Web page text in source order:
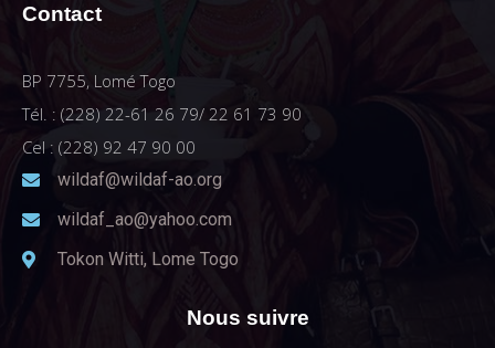
Contact
BP 7755, Lomé Togo
Tél. : (228) 22-61 26 79/ 22 61 73 90
Cel : (228) 92 47 90 00
wildaf@wildaf-ao.org
wildaf_ao@yahoo.com
Tokon Witti, Lome Togo
Nous suivre